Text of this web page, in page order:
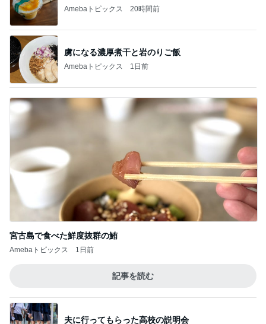
Amebaトピックス 20時間前
虜になる濃厚煮干と岩のりご飯
Amebaトピックス 1日前
宮古島で食べた鮮度抜群の鮪
Amebaトピックス 1日前
記事を読む
夫に行ってもらった高校の説明会